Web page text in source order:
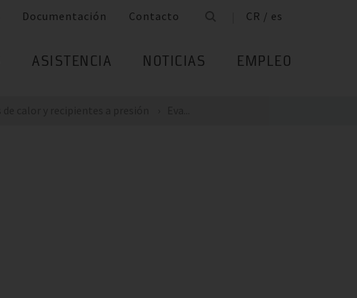
Documentación Contacto CR / es
ASISTENCIA NOTICIAS EMPLEO